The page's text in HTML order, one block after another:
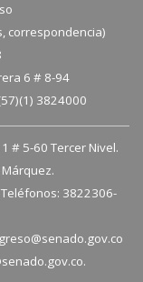
correspondencia)
6 # 8-94
3824000
# 5-60 Tercer Nivel.
3822306-